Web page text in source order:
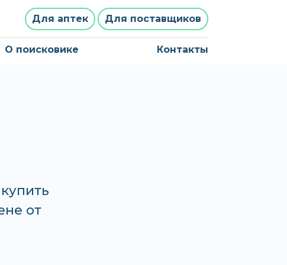
Для аптек Для поставщиков
О поисковике Контакты
от